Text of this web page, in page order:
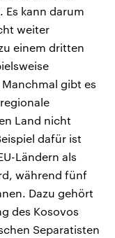
kann darum
weiter
einem dritten
gibt es
Land nicht
dafür ist
Ländern als
während fünf
Dazu gehört
des Kosovos
Separatisten